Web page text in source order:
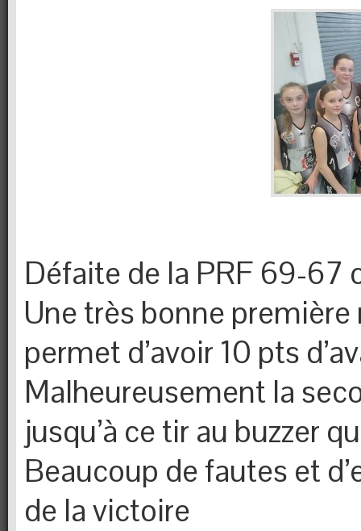
Défaite de la PRF 69-67
Une très bonne
permet d’avoir 10 pts
Malheureusement la
jusqu’à ce tir au buzzer
Beaucoup de fautes et
de la victoire